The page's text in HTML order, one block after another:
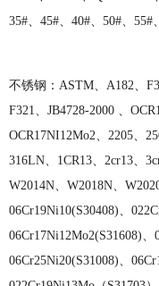
35#、45#、40#、50#、55#
不锈钢： ASTM、A182、
F321、JB4728-2000 、
OCR17NI12Mo2、2205、
316LN、1CR13、2cr13、
W2014N、W2018N、
06Cr19Ni10(S30408)、
06Cr17Ni12Mo2(S31608)、
06Cr25Ni20(S31008)、